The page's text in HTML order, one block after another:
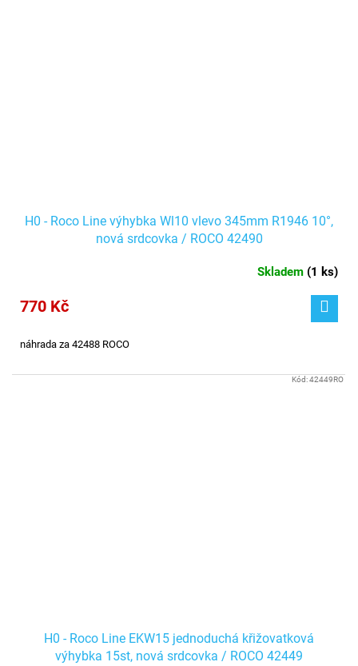
H0 - Roco Line výhybka Wl10 vlevo 345mm R1946 10°,
nová srdcovka / ROCO 42490
Skladem (1 ks)
770 Kč
náhrada za 42488 ROCO
H0 - Roco Line EKW15 jednoduchá křižovatková
výhybka 15st, nová srdcovka / ROCO 42449
Kód:42449RO